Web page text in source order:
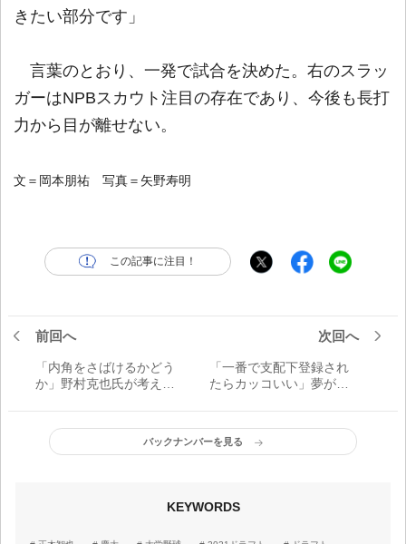
きたい部分です」
言葉のとおり、一発で試合を決めた。右のスラッ
ガーはNPBスカウト注目の存在であり、今後も長打
力から目が離せない。
文＝岡本朋祐 写真＝矢野寿明
この記事に注目！
前回へ
「内角をさばけるかどう
か」野村克也氏が考える
佐藤輝明の可能性は？
次回へ
「一番で支配下登録され
たらカッコいい」夢がか
強気な投球が魅力／2021
若獅子インタビュー第5回
バックナンバーを見る
KEYWORDS